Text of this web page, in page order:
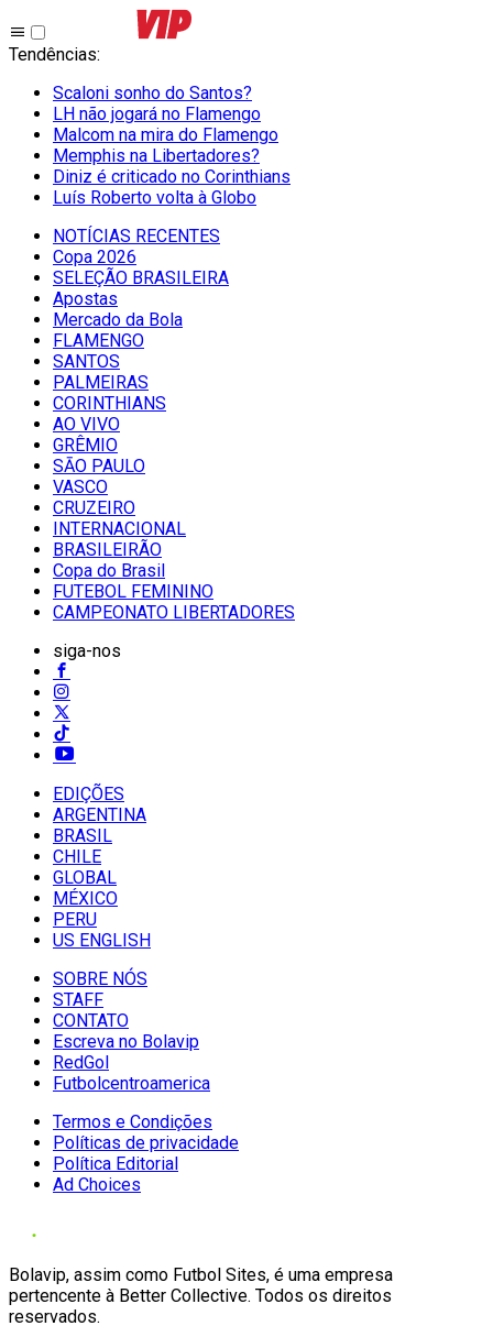
Tendências:
Scaloni sonho do Santos?
LH não jogará no Flamengo
Malcom na mira do Flamengo
Memphis na Libertadores?
Diniz é criticado no Corinthians
Luís Roberto volta à Globo
NOTÍCIAS RECENTES
Copa 2026
SELEÇÃO BRASILEIRA
Apostas
Mercado da Bola
FLAMENGO
SANTOS
PALMEIRAS
CORINTHIANS
AO VIVO
GRÊMIO
SĀO PAULO
VASCO
CRUZEIRO
INTERNACIONAL
BRASILEIRÃO
Copa do Brasil
FUTEBOL FEMININO
CAMPEONATO LIBERTADORES
siga-nos
EDIÇÕES
ARGENTINA
BRASIL
CHILE
GLOBAL
MÉXICO
PERU
US ENGLISH
SOBRE NÓS
STAFF
CONTATO
Escreva no Bolavip
RedGol
Futbolcentroamerica
Termos e Condições
Políticas de privacidade
Política Editorial
Ad Choices
Bolavip, assim como Futbol Sites, é uma empresa
pertencente à Better Collective. Todos os direitos
reservados.